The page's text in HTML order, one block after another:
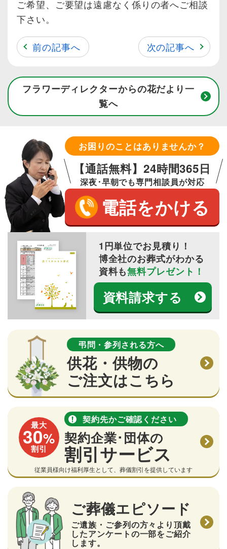
ご希望、ご要望は遠慮なく係りの者へご相談
下さい。
前の記事へ 次の記事へ
フラワーディレクターからの花だより一
覧へ
お困りのことはありませんか？
【通話無料】24時間365日
深夜･早朝でも専門相談員が対応
電話をかける
1円単位でお見積り！
博全社のお葬式がわかる
資料も無料プレゼント！
資料請求する
弔問・参列される方へ
供花・供物の
ご注文はこちら
最大
30%
割引
契約先かご確認ください
契約企業･団体の
割引サービス
従業員様向け福利厚生として、葬儀割引を提供しています
ご葬儀エピソード
ご遺族・ご参列の方々より頂戴
したアンケートの一部をご紹介
します。